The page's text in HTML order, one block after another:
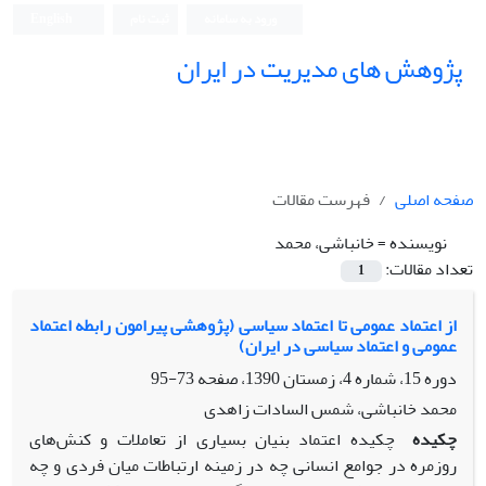
پژوهش های مدیریت در ایران
صفحه اصلی
فهرست مقالات
نویسنده =خانباشی، محمد
تعداد مقالات:
1
از اعتماد عمومی تا اعتماد سیاسی (پژوهشی پیرامون رابطه اعتماد
عمومی و اعتماد سیاسی در ایران)
دوره 15، شماره 4، زمستان 1390، صفحه
73-95
محمد خانباشی، شمس السادات زاهدی
چکیده چکیده اعتماد بنیان بسیاری از تعاملات و کنش‌های
روزمره در جوامع انسانی چه در زمینه ارتباطات میان فردی و چه